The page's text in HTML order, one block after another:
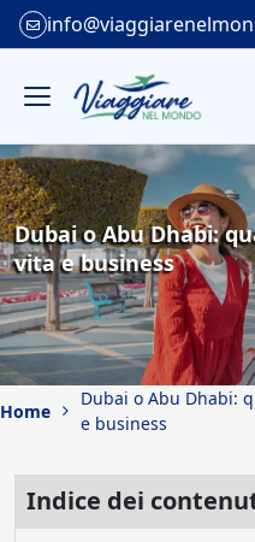
Dubai o Abu Dhabi:
vita e business
Home
Dubai o Abu Dhabi:
e business
Indice dei